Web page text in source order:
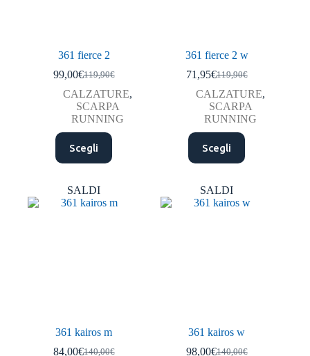
361 fierce 2
119,90€
Il
prezzo
originale
era:
119,90€.
99,00€Il
prezzo
attuale
è:
99,00€.
CALZATURE,
SCARPA
RUNNING
Scegli
Questo
prodotto
ha
varianti.
Le
361 fierce 2 w
119,90€
Il
prezzo
originale
era:
119,90€.
71,95€Il
prezzo
attuale
è:
71,95€.
CALZATURE,
SCARPA
RUNNING
Scegli
Questo
prodotto
ha
varianti.
Le
SALDI
361 kairos m
140,00€
84,00€
SALDI
361 kairos w
140,00€
98,00€